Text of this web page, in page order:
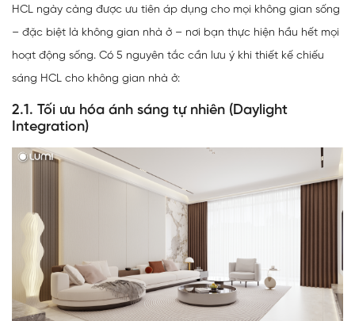
HCL ngày càng được ưu tiên áp dụng cho mọi không gian sống
– đặc biệt là không gian nhà ở – nơi bạn thực hiện hầu hết mọi
hoạt động sống. Có 5 nguyên tắc cần lưu ý khi thiết kế chiếu
sáng HCL cho không gian nhà ở:
2.1. Tối ưu hóa ánh sáng tự nhiên (Daylight
Integration)